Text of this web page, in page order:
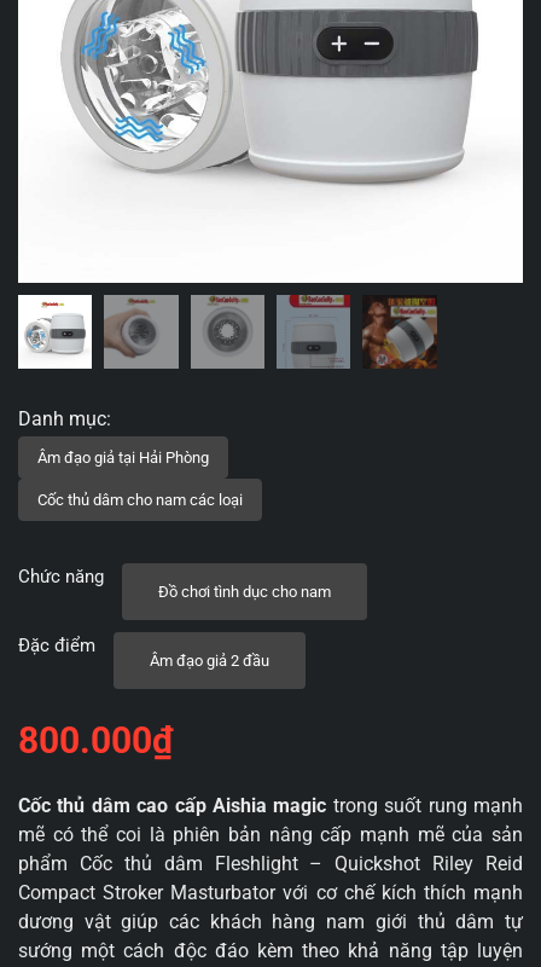
Chức năng
Đồ chơi tình dục cho nam
Đặc điểm
Âm đạo giả 2 đầu
800.000₫
Cốc thủ dâm cao cấp Aishia magic trong suốt rung mạnh
mẽ có thể coi là phiên bản nâng cấp mạnh mẽ của sản
phẩm Cốc thủ dâm Fleshlight – Quickshot Riley Reid
Compact Stroker Masturbator với cơ chế kích thích mạnh
dương vật giúp các khách hàng nam giới thủ dâm tự
sướng một cách độc đáo kèm theo khả năng tập luyện